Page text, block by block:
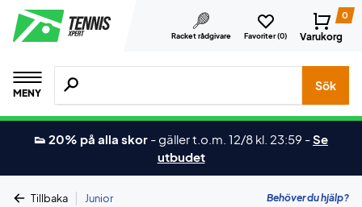
Racket rådgivare Favoriter (0)
0
Varukorg
MENY
Sök efter produkter, märken osv.
Sök
👟 20% på alla skor -gäller t.o.m. 12/8 kl. 23:59 -Se
utbudet
Tillbaka | Junior Behöver du hjälp?